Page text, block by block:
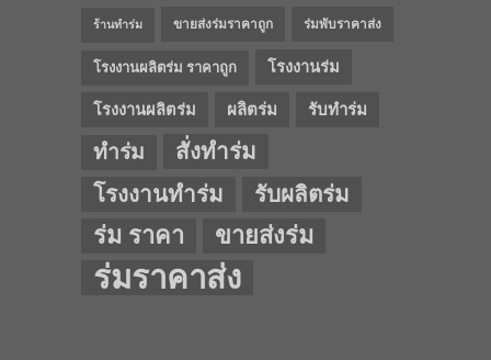
ร้านทำร่ม ขายส่งร่มราคาถูก ร่มพับราคาส่ง
โรงงานผลิตร่ม ราคาถูก โรงงานร่ม
โรงงานผลิตร่ม ผลิตร่ม รับทำร่ม
ทำร่ม
สั่งทำร่ม
โรงงานทำร่ม
รับผลิตร่ม
ร่ม ราคา ขายส่งร่ม
ร่มราคาส่ง